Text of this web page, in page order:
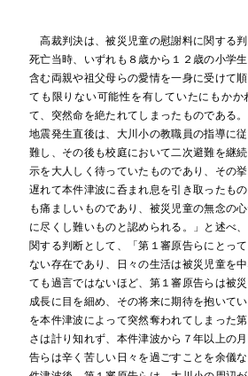
高裁判決は、被災児童の慰謝料に関する判
死亡当時、いずれも８歳から１２歳の小学
含む両親や祖父母らの愛情を一身に受けて
ても限りない可能性を有していたにもかか
て、突然命を絶たれてしまったものである
地震発生直後は、大川小の教職員の指導に
難し、その後も校庭において二次避難を継
示を大人しく待っていたものであり、その
遅れて本件津波に呑まれ息を引き取ったも
も痛ましいものであり、被災児童の無念の
に尽くし難いものと認められる。」と述べ
関する判断として、「第１審原告らにとっ
ない存在であり、日々の生活は被災児童を
ても過言ではないほど、第１審原告らは被
成長に目を細め、その将来に期待を抱いて
を本件津波によって突然奪われてしまった
さは計り知れず、本件津波から７年以上の
告らは辛く苦しい日々を過ごすことを余儀